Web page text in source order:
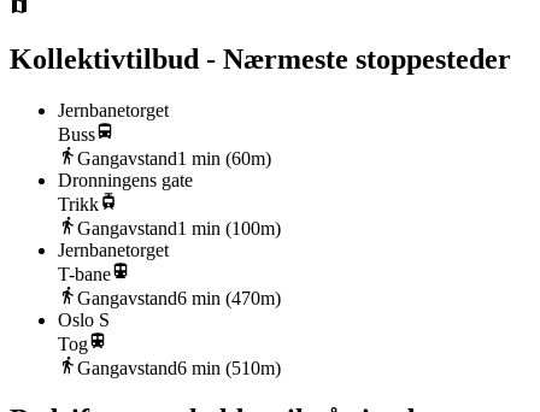
Kollektivtilbud - Nærmeste stoppesteder
Jernbanetorget
Buss
Gangavstand1 min (60m)
Dronningens gate
Trikk
Gangavstand1 min (100m)
Jernbanetorget
T-bane
Gangavstand6 min (470m)
Oslo S
Tog
Gangavstand6 min (510m)